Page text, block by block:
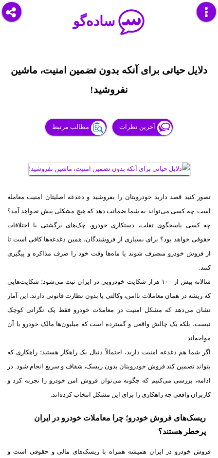
ساده‌گو
دلایل حیاتی برای آنکه بدون تضمین امنیت، ماشین
نفروشید!
آخرین نظرات مطالب مرتبط
تصور کنید قصد دارید خودرویتان را بفروشید و دغدغه اصلیتان امنیت معامله
است. چه کسی می‌تواند به شما ضمانت دهد که هیچ مشکلی پیش نخواهد آمد؟
چه کسی پاسخگوی تقلب، دستکاری خودرو، چک‌های برگشتی یا اختلافات
حقوقی خواهد بود؟ برای بسیاری از فروشندگان، همین دغدغه‌ها کافی است تا
از فروش خودرو منصرف شوند یا ماه‌ها وقت خود را صرف مذاکره و پیگیری
کنند.
سالانه بیش از ۱۰۰ هزار شکایت خودرویی در ایران ثبت می‌شود؛ شکایت‌هایی
که ریشه در همان معاملات ناامن، وکالتی یا بدون نظارت قانونی دارند. این آمار
نشان می‌دهد که مشکل امنیت در معاملات خودرو فقط یک نگرانی کوچک
نیست، بلکه یک چالش واقعی و گسترده است که میلیون‌ها مالک خودرو با آن
مواجه‌اند.
اگر شما هم دغدغه امنیت دارید، احتمالاً دنبال یک راهکار هستید؛ راهکاری که
بتواند تضمین کند فروش خودرویتان بدون ریسک، شفاف و سریع انجام شود. در
ادامه، بررسی می‌کنیم که چگونه می‌توان فروش امن خودرو را تجربه کرد و
کاربران واقعی چه راهکاری را برای این مشکل انتخاب کرده‌اند.
ریسک‌های فروش خودرو؛ چرا معاملات خودرو در ایران
پرخطر هستند؟
فروش خودرو در ایران همیشه همراه با ریسک‌های مالی و حقوقی است و